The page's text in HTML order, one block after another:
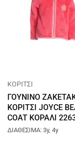
ΚΟΡΙΤΣΙ
ΓΟΥΝΙΝΟ
ΚΟΡΙΤΣΙ JOYCE
COAT ΚΟΡΑΛΙ
ΔΙΑΘΕΣΙΜΑ: 3y, 4y